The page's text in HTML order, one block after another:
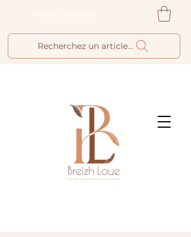
Recherchez un article...